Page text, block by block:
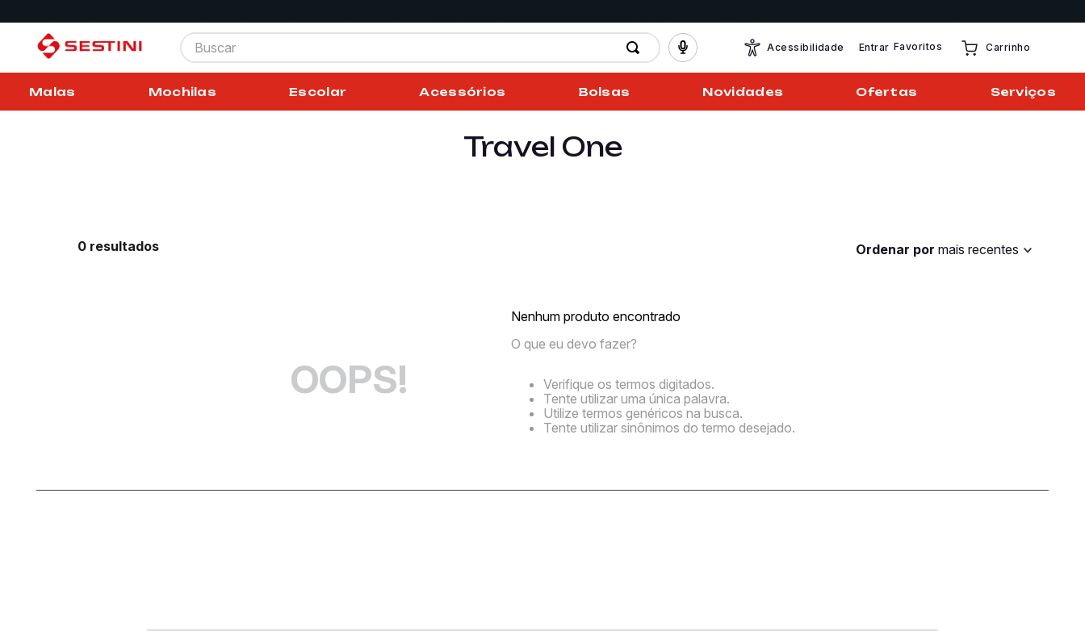
Buscar
Acessibilidade Entrar Favoritos Carrinho
Malas Mochilas Escolar Acessórios Bolsas Novidades Ofertas Serviços
Travel One
0 Ordenar por mais recentes
OOPS!
Nenhum produto encontrado
O que eu devo fazer?
Verifique os termos digitados.
Tente utilizar uma única palavra.
Utilize termos genéricos na busca.
Tente utilizar sinônimos do termo desejado.